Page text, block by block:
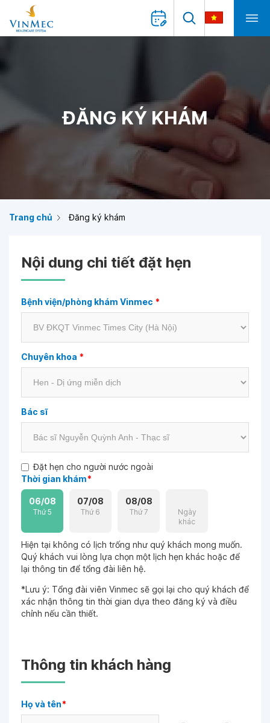
ĐĂNG KÝ KHÁM
Trang chủ Đăng ký khám
Nội dung chi tiết đặt hẹn
Bệnh viện/phòng khám Vinmec *
Chuyên khoa *
Bác sĩ
Đặt hẹn cho người nước ngoài
Thời gian khám*
06/08
Thứ 5
07/08
Thứ 6
08/08
Thứ 7
Ngày
khác
Hiện tại không có lịch trống như quý khách mong muốn.
Quý khách vui lòng lựa chọn một lịch hẹn khác hoặc để
lại thông tin để tổng đài liên hệ.
*Lưu ý: Tổng đài viên Vinmec sẽ gọi lại cho quý khách để
xác nhận thông tin thời gian dựa theo đăng ký và điều
chỉnh nếu cần thiết.
Thông tin khách hàng
Họ và tên*